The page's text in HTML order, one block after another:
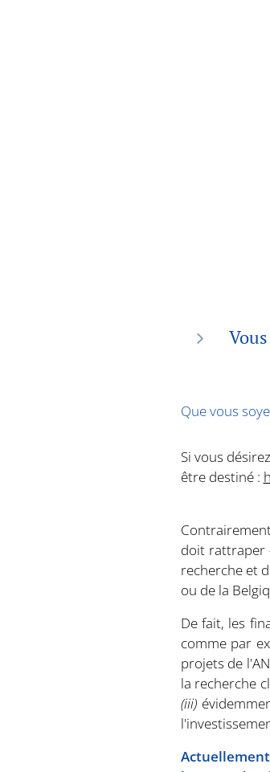
Que vous
Si vous
être destiné :
doit rattraper
recherche et
ou de la
De fait, les
comme par
projets de
la recherche
(iii)